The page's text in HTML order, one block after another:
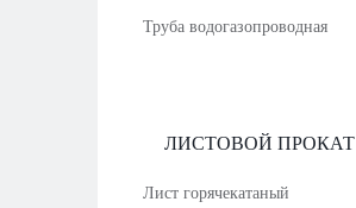
Труба водогазопроводная
ЛИСТОВОЙ ПРОКАТ
Лист горячекатаный